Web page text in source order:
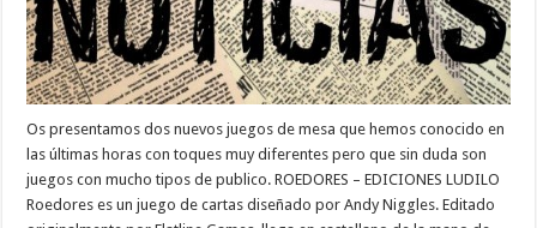
Os presentamos dos nuevos juegos de mesa que hemos conocido en
las últimas horas con toques muy diferentes pero que sin duda son
juegos con mucho tipos de publico. ROEDORES – EDICIONES LUDILO
Roedores es un juego de cartas diseñado por Andy Niggles. Editado